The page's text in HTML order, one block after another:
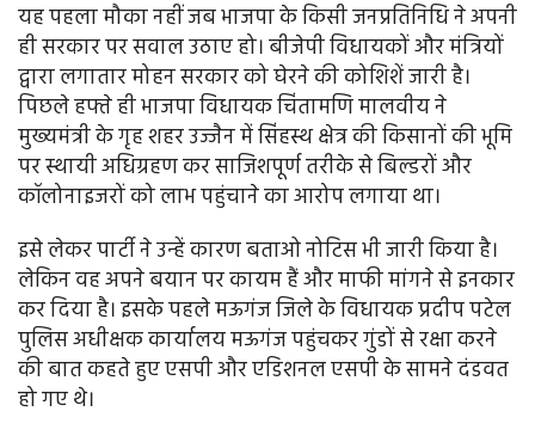
यह पहला मौका नहीं जब भाजपा के किसी जनप्रतिनिधि ने अपनी
ही सरकार पर सवाल उठाए हो। बीजेपी विधायकों और मंत्रियों
द्वारा लगातार मोहन सरकार को घेरने की कोशिशें जारी है।
पिछले हफ्ते ही भाजपा विधायक चिंतामणि मालवीय ने
मुख्यमंत्री के गृह शहर उज्जैन में सिंहस्थ क्षेत्र की किसानों की भूमि
पर स्थायी अधिग्रहण कर साजिशपूर्ण तरीके से बिल्डरों और
कॉलोनाइजरों को लाभ पहुंचाने का आरोप लगाया था।
इसे लेकर पार्टी ने उन्हें कारण बताओ नोटिस भी जारी किया है।
लेकिन वह अपने बयान पर कायम हैं और माफी मांगने से इनकार
कर दिया है। इसके पहले मऊगंज जिले के विधायक प्रदीप पटेल
पुलिस अधीक्षक कार्यालय मऊगंज पहुंचकर गुंडों से रक्षा करने
की बात कहते हुए एसपी और एडिशनल एसपी के सामने दंडवत
हो गए थे।